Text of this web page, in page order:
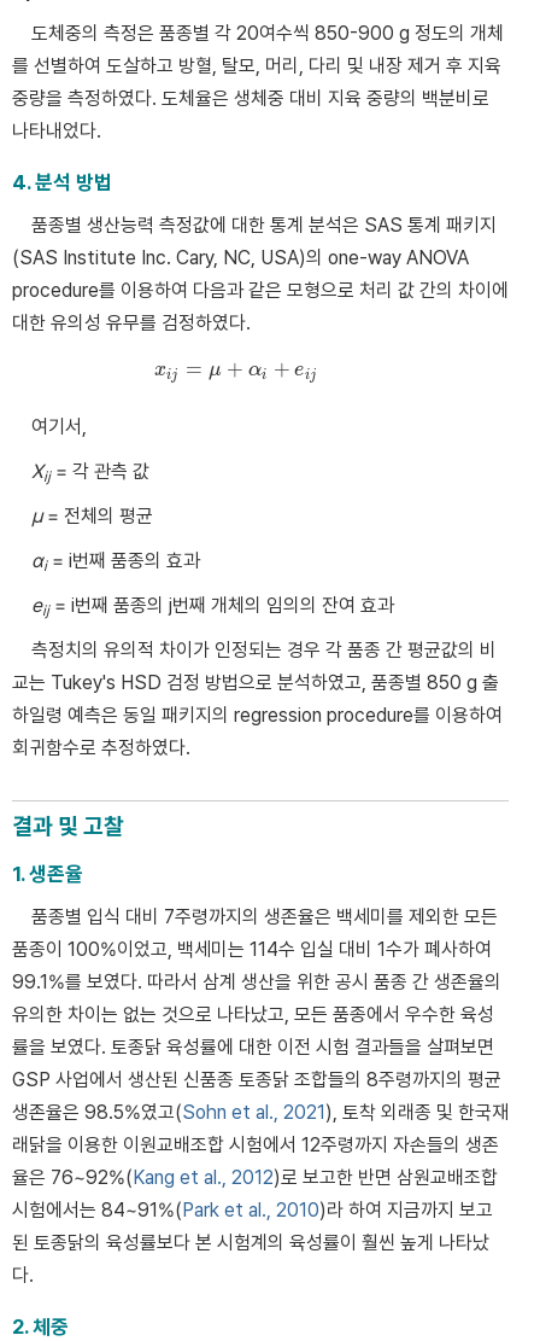
도체중의 측정은 품종별 각 20여수씩 850-900 g 정도의 개체
를 선별하여 도살하고 방혈, 탈모, 머리, 다리 및 내장 제거 후 지육
중량을 측정하였다. 도체율은 생체중 대비 지육 중량의 백분비로
나타내었다.
4. 분석 방법
품종별 생산능력 측정값에 대한 통계 분석은 SAS 통계 패키지
(SAS Institute Inc. Cary, NC, USA)의 one-way ANOVA
procedure를 이용하여 다음과 같은 모형으로 처리 값 간의 차이에
대한 유의성 유무를 검정하였다.
xij = μ + αi + eij
xi =μ +α i+e ij
여기서,
Xij= 각 관측 값
μ= 전체의 평균
αi= i번째 품종의 효과
eij= i번째 품종의 j번째 개체의 임의의 잔여 효과
측정치의 유의적 차이가 인정되는 경우 각 품종 간 평균값의 비
교는 Tukey's HSD 검정 방법으로 분석하였고, 품종별 850 g 출
하일령 예측은 동일 패키지의 regression procedure를 이용하여
회귀함수로 추정하였다.
결과 및 고찰
1. 생존율
품종별 입식 대비 7주령까지의 생존율은 백세미를 제외한 모든
품종이 100%이었고, 백세미는 114수 입실 대비 1수가 폐사하여
99.1%를 보였다. 따라서 삼계 생산을 위한 공시 품종 간 생존율의
유의한 차이는 없는 것으로 나타났고, 모든 품종에서 우수한 육성
률을 보였다. 토종닭 육성률에 대한 이전 시험 결과들을 살펴보면
GSP 사업에서 생산된 신품종 토종닭 조합들의 8주령까지의 평균
생존율은 98.5%였고(Sohn et al., 2021), 토착 외래종 및 한국재
래닭을 이용한 이원교배조합 시험에서 12주령까지 자손들의 생존
율은 76~92%(Kang et al., 2012)로 보고한 반면 삼원교배조합
시험에서는 84~91%(Park et al., 2010)라 하여 지금까지 보고
된 토종닭의 육성률보다 본 시험계의 육성률이 훨씬 높게 나타났
다.
2. 체중